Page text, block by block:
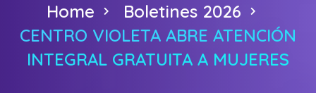
Home
Boletines 2026
CENTRO VIOLETA ABRE ATENCIÓN
INTEGRAL GRATUITA A MUJERES